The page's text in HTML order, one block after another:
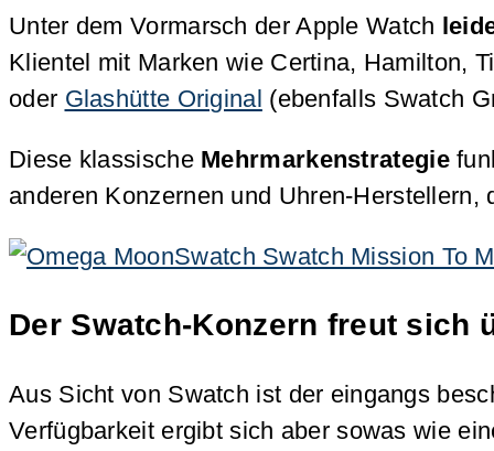
Unter dem Vormarsch der Apple Watch
Klientel mit Marken wie Certina, Hamilton,
oder Glashütte Original (ebenfalls Swatch
Diese klassische Mehrmarkenstrategie
anderen Konzernen und Uhren-
Der Swatch-Konzern freut sich
Aus Sicht von Swatch ist der eingangs
Verfügbarkeit ergibt sich aber sowas wie